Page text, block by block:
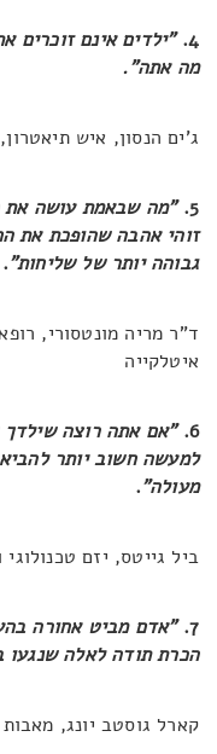
4. "ילדים אינם
מה אתה".
ג'ים הנסון, איש
5. "מה שבאמת עושה את
זוהי אהבה שהופכת את
גבוהה יותר של שליחות".
ד"ר מריה מונטסורי,
איטלקייה
6. "אם אתה רוצה שילדך
למעשה חשוב יותר
מעולה".
ביל גייטס, יזם טכנולוגי
7. "אדם מביט אחורה
הכרת תודה לאלה שנגעו
קארל גוסטב יונג, מאבות